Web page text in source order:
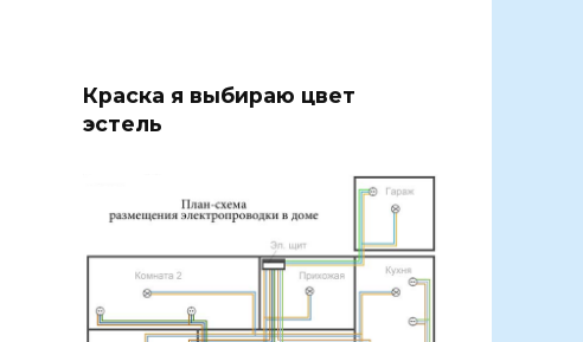
Краска я выбираю цвет
эстель